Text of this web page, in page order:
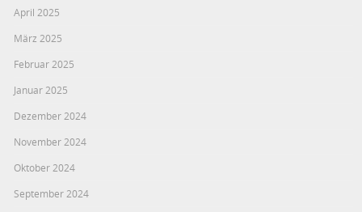
April 2025
März 2025
Februar 2025
Januar 2025
Dezember 2024
November 2024
Oktober 2024
September 2024